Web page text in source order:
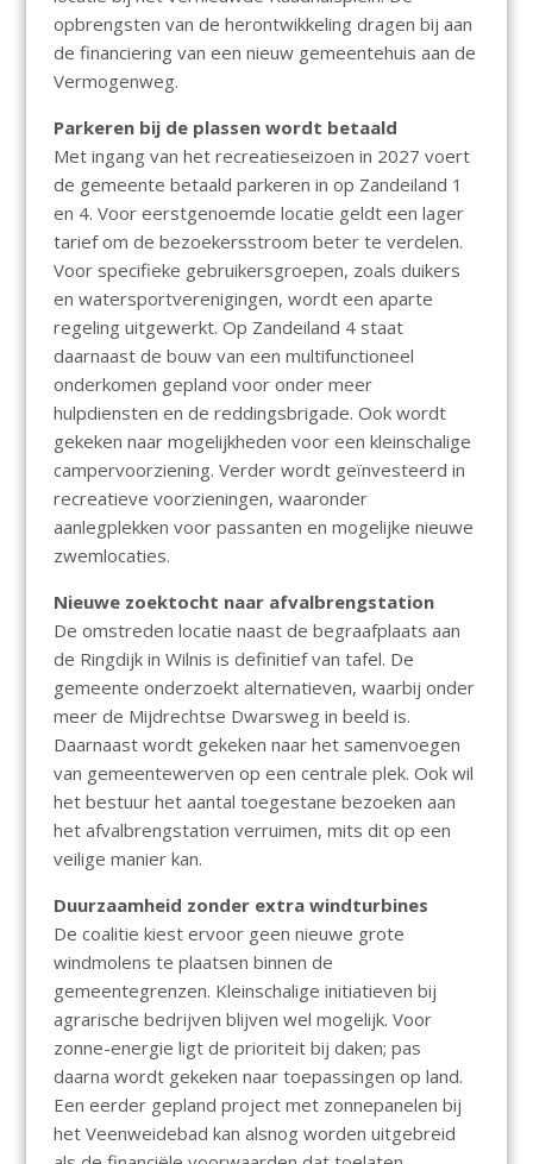
opbrengsten van de herontwikkeling dragen bij aan
de financiering van een nieuw gemeentehuis aan de
Vermogenweg.
Parkeren bij de plassen wordt betaald
Met ingang van het recreatieseizoen in 2027 voert
de gemeente betaald parkeren in op Zandeiland 1
en 4. Voor eerstgenoemde locatie geldt een lager
tarief om de bezoekersstroom beter te verdelen.
Voor specifieke gebruikersgroepen, zoals duikers
en watersportverenigingen, wordt een aparte
regeling uitgewerkt. Op Zandeiland 4 staat
daarnaast de bouw van een multifunctioneel
onderkomen gepland voor onder meer
hulpdiensten en de reddingsbrigade. Ook wordt
gekeken naar mogelijkheden voor een kleinschalige
campervoorziening. Verder wordt geïnvesteerd in
recreatieve voorzieningen, waaronder
aanlegplekken voor passanten en mogelijke nieuwe
zwemlocaties.
Nieuwe zoektocht naar afvalbrengstation
De omstreden locatie naast de begraafplaats aan
de Ringdijk in Wilnis is definitief van tafel. De
gemeente onderzoekt alternatieven, waarbij onder
meer de Mijdrechtse Dwarsweg in beeld is.
Daarnaast wordt gekeken naar het samenvoegen
van gemeentewerven op een centrale plek. Ook wil
het bestuur het aantal toegestane bezoeken aan
het afvalbrengstation verruimen, mits dit op een
veilige manier kan.
Duurzaamheid zonder extra windturbines
De coalitie kiest ervoor geen nieuwe grote
windmolens te plaatsen binnen de
gemeentegrenzen. Kleinschalige initiatieven bij
agrarische bedrijven blijven wel mogelijk. Voor
zonne-energie ligt de prioriteit bij daken; pas
daarna wordt gekeken naar toepassingen op land.
Een eerder gepland project met zonnepanelen bij
het Veenweidebad kan alsnog worden uitgebreid